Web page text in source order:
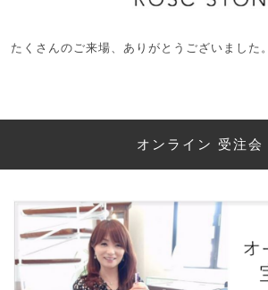
たくさんのご来場、ありがとうございました。
オンライン 受注会